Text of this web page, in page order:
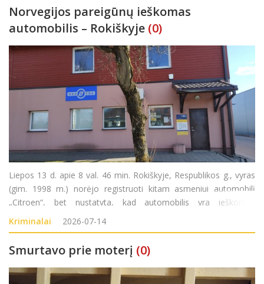
Norvegijos pareigūnų ieškomas
automobilis – Rokiškyje (0)
Liepos 13 d. apie 8 val. 46 min. Rokiškyje, Respublikos g., vyras
(gim. 1998 m.) norėjo registruoti kitam asmeniui automobilį
„Citroen“, bet nustatyta, kad automobilis yra ieškomas
Norvegijoje. Pradėtas ikiteisminis tyrimas pagal LR BK 189 str.
Kriminalai 2026-07-14
Smurtavo prie moterį (0)